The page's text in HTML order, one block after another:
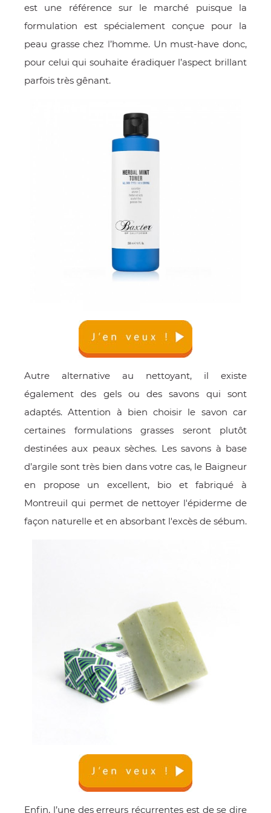
est une référence sur le marché puisque la
formulation est spécialement conçue pour la
peau grasse chez l’homme. Un must-have donc,
pour celui qui souhaite éradiquer l’aspect brillant
parfois très gênant.
Autre alternative au nettoyant, il existe
également des gels ou des savons qui sont
adaptés. Attention à bien choisir le savon car
certaines formulations grasses seront plutôt
destinées aux peaux sèches. Les savons à base
d’argile sont très bien dans votre cas, le Baigneur
en propose un excellent, bio et fabriqué à
Montreuil qui permet de nettoyer l'épiderme de
façon naturelle et en absorbant l'excès de sébum.
Enfin, l’une des erreurs récurrentes est de se dire